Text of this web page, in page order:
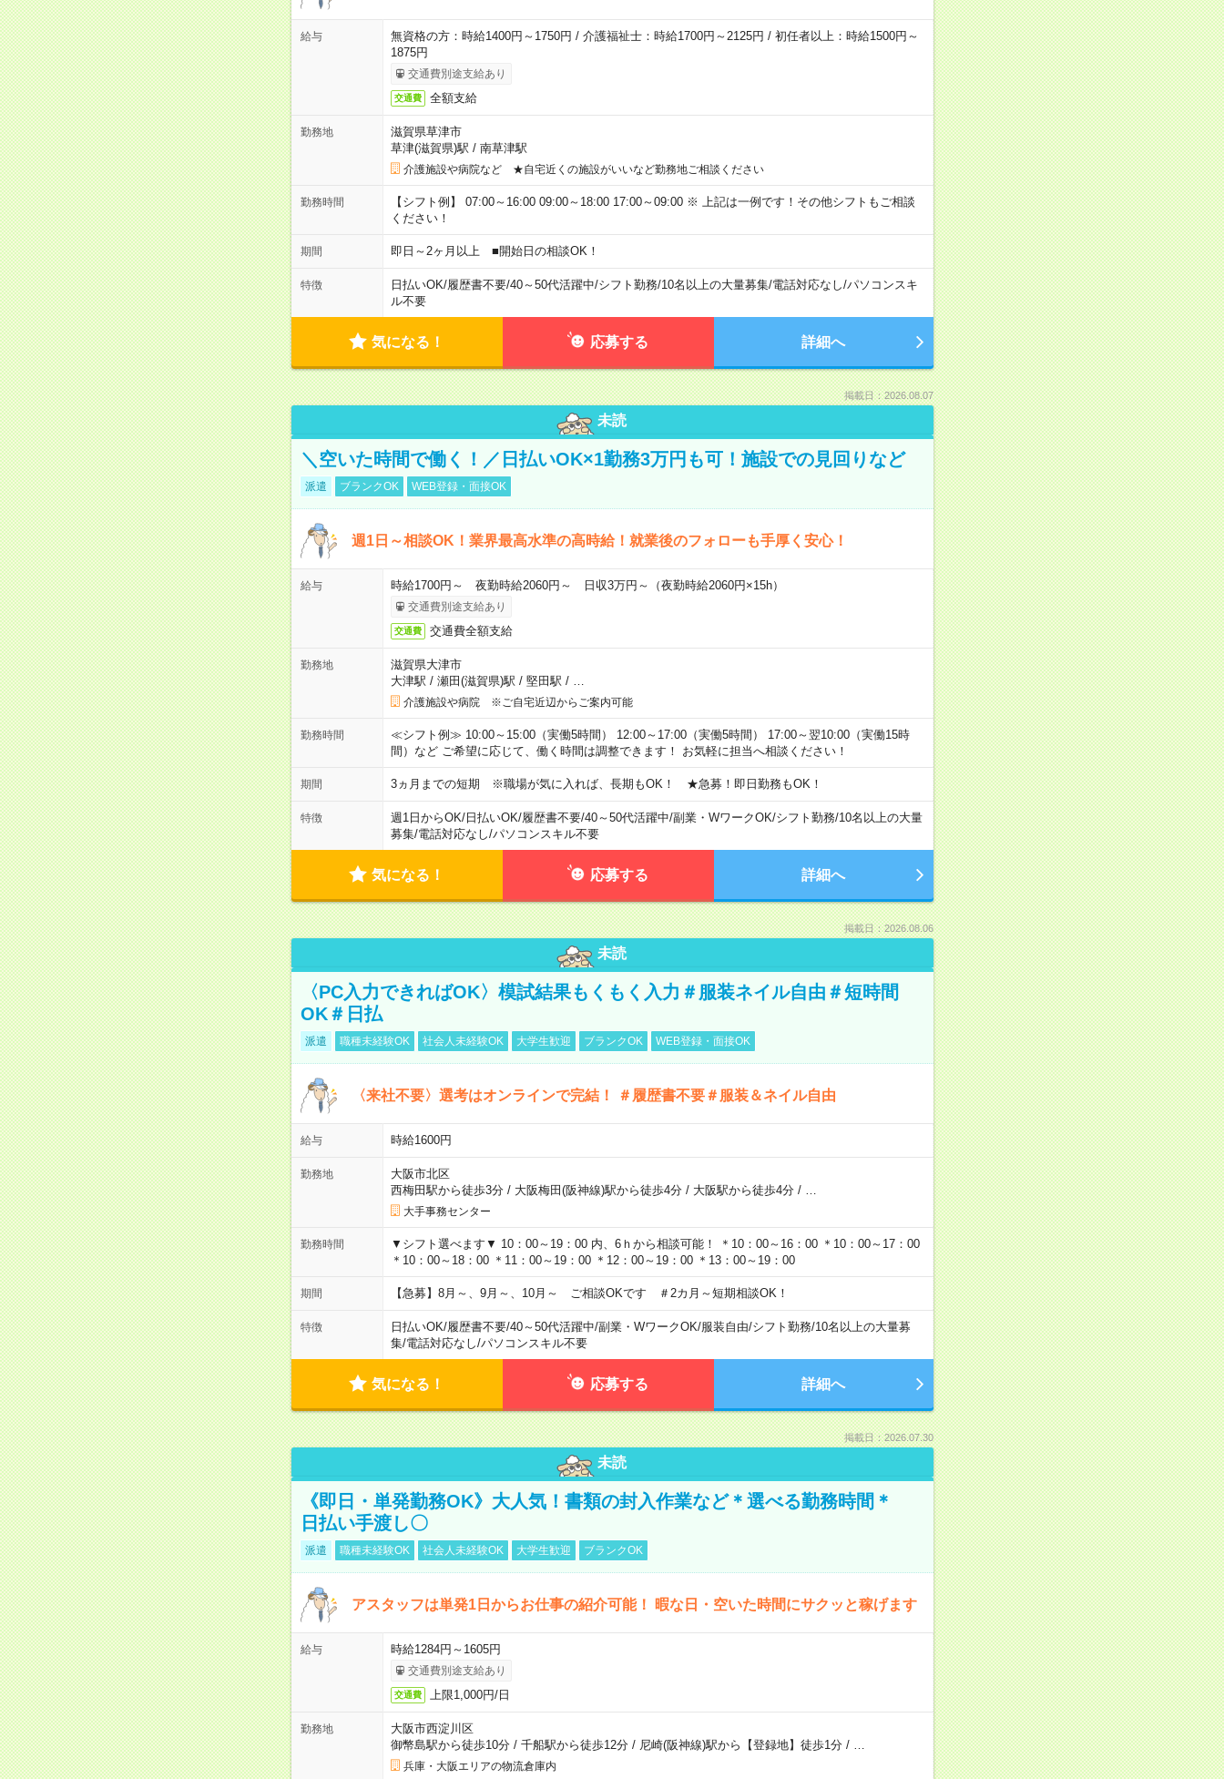
給与
無資格の方：時給1400円～1750円 / 介護福祉士：時給1700円～2125円 / 初任者以上：時給1500円～
1875円
交通費別途支給あり
交通費 全額支給
勤務地
滋賀県草津市
草津(滋賀県)駅 / 南草津駅
介護施設や病院など ★自宅近くの施設がいいなど勤務地ご相談ください
勤務時間
【シフト例】 07:00～16:00 09:00～18:00 17:00～09:00 ※ 上記は一例です！その他シフトもご相談
ください！
期間 即日～2ヶ月以上 ■開始日の相談OK！
特徴 日払いOK/履歴書不要/40～50代活躍中/シフト勤務/10名以上の大量募集/電話対応なし/パソコンスキ
ル不要
気になる！ 応募する 詳細へ
掲載日：2026.08.07
未読
＼空いた時間で働く！／日払いOK×1勤務3万円も可！施設での見回りなど
派遣 ブランクOK WEB登録・面接OK
週1日～相談OK！業界最高水準の高時給！就業後のフォローも手厚く安心！
給与 時給1700円～ 夜勤時給2060円～ 日収3万円～（夜勤時給2060円×15h）
交通費別途支給あり
交通費 交通費全額支給
勤務地
滋賀県大津市
大津駅 / 瀬田(滋賀県)駅 / 堅田駅 /
介護施設や病院 ※ご自宅近辺からご案内可能
勤務時間
≪シフト例≫ 10:00～15:00（実働5時間） 12:00～17:00（実働5時間） 17:00～翌10:00（実働15時
間）など ご希望に応じて、働く時間は調整できます！ お気軽に担当へ相談ください！
期間 3ヵ月までの短期 ※職場が気に入れば、長期もOK！ ★急募！即日勤務もOK！
特徴 週1日からOK/日払いOK/履歴書不要/40～50代活躍中/副業・WワークOK/シフト勤務/10名以上の大量
募集/電話対応なし/パソコンスキル不要
気になる！ 応募する 詳細へ
掲載日：2026.08.06
未読
〈PC入力できればOK〉模試結果もくもく入力＃服装ネイル自由＃短時間
OK＃日払
派遣 職種未経験OK 社会人未経験OK 大学生歓迎 ブランクOK WEB登録・面接OK
〈来社不要〉選考はオンラインで完結！ ＃履歴書不要＃服装＆ネイル自由
給与 時給1600円
勤務地
大阪市北区
西梅田駅から徒歩3分/ 大阪梅田(阪神線)駅から徒歩4分/ 大阪駅から徒歩4分/
大手事務センター
勤務時間
▼シフト選べます▼ 10：00～19：00 内、6ｈから相談可能！ ＊10：00～16：00 ＊10：00～17：00
＊10：00～18：00 ＊11：00～19：00 ＊12：00～19：00 ＊13：00～19：00
期間 【急募】8月～、9月～、10月～ ご相談OKです ＃2カ月～短期相談OK！
特徴 日払いOK/履歴書不要/40～50代活躍中/副業・WワークOK/服装自由/シフト勤務/10名以上の大量募
集/電話対応なし/パソコンスキル不要
気になる！ 応募する 詳細へ
掲載日：2026.07.30
未読
《即日・単発勤務OK》大人気！書類の封入作業など＊選べる勤務時間＊
日払い手渡し〇
派遣 職種未経験OK 社会人未経験OK 大学生歓迎 ブランクOK
アスタッフは単発1日からお仕事の紹介可能！ 暇な日・空いた時間にサクッと稼げます
給与 時給1284円～1605円
交通費別途支給あり
交通費 上限1,000円/日
勤務地
大阪市西淀川区
御幣島駅から徒歩10分/ 千船駅から徒歩12分/ 尼崎(阪神線)駅から【登録地】徒歩1分/
兵庫・大阪エリアの物流倉庫内